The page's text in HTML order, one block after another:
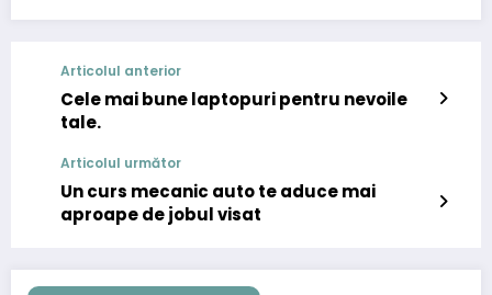
Articolul anterior
Cele mai bune laptopuri pentru nevoile
tale.
Articolul următor
Un curs mecanic auto te aduce mai
aproape de jobul visat